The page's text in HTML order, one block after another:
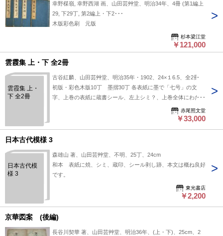
幸野楳嶺, 幸野西湖 画、山田芸艸堂、明治34年、4冊 (第1編上
29, 下29丁, 第2編上・下2･･･
木版彩色刷 元版
杉本梁江堂
￥121,000
雲霞集 上・下 全2冊
雲霞集 上・
下 全2冊
古谷紅麟、山田芸艸堂、明治35年・1902、24×１6.5、全2冊
初版・彩色木版10丁 墨摺30丁 各表紙に墨で「七号」の文
字、上巻の表紙に蔵書シール、左上シミ？、上巻全体にわたっ
赤尾照文堂
￥33,000
日本古代模様 3
日本古代模
様 3
森雄山 著、山田芸艸堂、不明、25丁、24cm
和本 表紙に焼、シミ、蔵印、シール剥し跡、本文は概ね良好
です。
東光書店
￥2,200
京華図案 (後編)
長谷川契華 著、山田芸艸堂、明治36年、(上・下)、25cm、2